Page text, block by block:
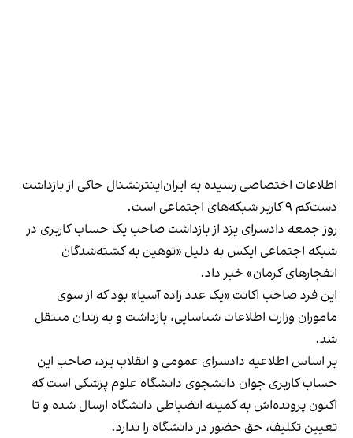
اطلاعات اختصاصی رسیده به ایران‌اینترنشنال حاکی از بازداشت
دست‌کم ۹ کاربر شبکه‌های اجتماعی است.
روز جمعه دادسرای یزد از بازداشت صاحب یک حساب کاربری در
شبکه اجتماعی ایکس به دلیل «توهین به کشته‌شدگان
انفجارهای کرمان» خبر داد.
این فرد صاحب اکانت «یک عدد زاده آسیا» بود که از سوی
ماموران وزارت اطلاعات شناسایی، بازداشت و به زندان منتقل
شد.
بر اساس اطلاعیه دادسرای عمومی و انقلاب یزد، صاحب این
حساب کاربری جوان دانشجوی دانشگاه علوم پزشکی است که
اکنون پرونده‌اش به کمیته انضباطی دانشگاه ارسال شده و تا
تعیین تکلیف، حق حضور در دانشگاه را ندارد.